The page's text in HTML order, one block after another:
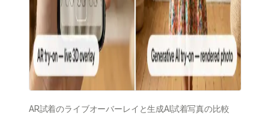
AR試着のライブオーバーレイと生成AI試着写真の比較